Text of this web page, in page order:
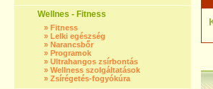
Wellnes - Fitness
» Fitness
» Lelki egészség
» Narancsbőr
» Programok
» Ultrahangos zsírbontás
» Wellness szolgáltatások
» Zsírégetés-fogyókúra